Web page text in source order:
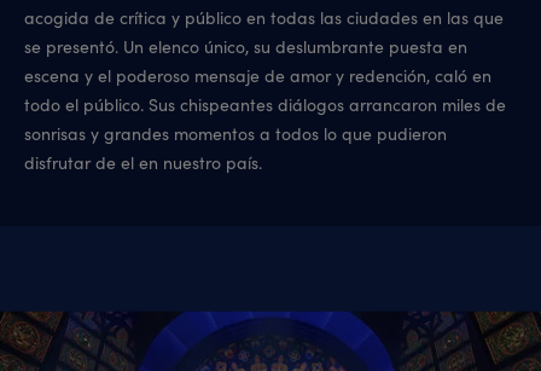
acogida de crítica y público en todas las ciudades en las que
se presentó. Un elenco único, su deslumbrante puesta en
escena y el poderoso mensaje de amor y redención, caló en
todo el público. Sus chispeantes diálogos arrancaron miles de
sonrisas y grandes momentos a todos lo que pudieron
disfrutar de el en nuestro país.